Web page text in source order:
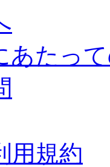
あたっ
用規約